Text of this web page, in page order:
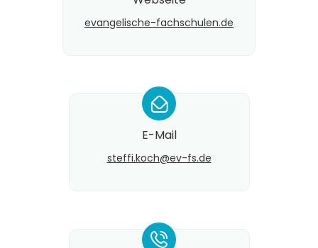
evangelische-fachschulen.de
*
E-Mail
steffi.koch@​ev-fs.de
*